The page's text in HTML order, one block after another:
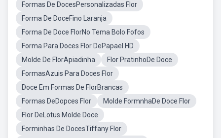
Formas De DocesPersonalizadas Flor
Forma De DoceFino Laranja
Forma De Doce FlorNo Tema Bolo Fofos
Forma Para Doces Flor DePapael HD
Molde De FlorApiadinha
Flor PratinhoDe Doce
FormasAzuis Para Doces Flor
Doce Em Formas De FlorBrancas
Formas DeDopces Flor
Molde FormnhaDe Doce Flor
Flor DeLotus Molde Doce
Forminhas De DocesTiffany Flor